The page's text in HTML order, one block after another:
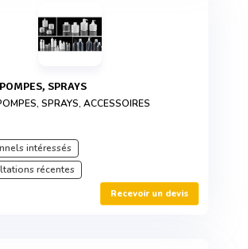
POMPES, SPRAYS
SPRAYS, ACCESSOIRES
intéressés
récentes
Recevoir un devis